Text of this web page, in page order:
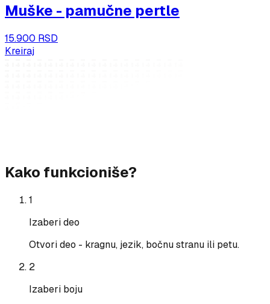
Muške - pamučne pertle
15.900 RSD
Kreiraj
Kako funkcioniše?
1
Izaberi deo
Otvori deo - kragnu, jezik, bočnu stranu ili petu.
2
Izaberi boju